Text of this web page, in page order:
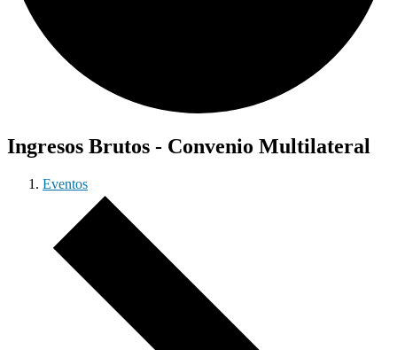
Ingresos Brutos - Convenio Multilateral
Eventos